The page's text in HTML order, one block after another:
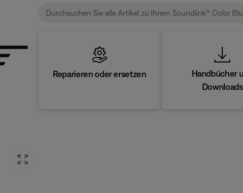
Reparieren oder ersetzen
Handbücher
Downloads